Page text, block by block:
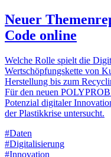
Neuer
Code online
Welche Rolle spielt die
Wertschöpfungskette von
Herstellung bis zum
Für den neuen
Potenzial digitaler
der Plastikkrise untersucht.
#Daten
#Digitalisierung
#Innovation